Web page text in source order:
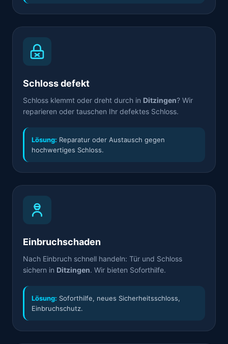
Schloss defekt
Schloss klemmt oder dreht durch in Ditzingen? Wir
reparieren oder tauschen Ihr defektes Schloss.
Lösung: Reparatur oder Austausch gegen
hochwertiges Schloss.
Einbruchschaden
Nach Einbruch schnell handeln: Tür und Schloss
sichern in Ditzingen. Wir bieten Soforthilfe.
Lösung: Soforthilfe, neues Sicherheitsschloss,
Einbruchschutz.